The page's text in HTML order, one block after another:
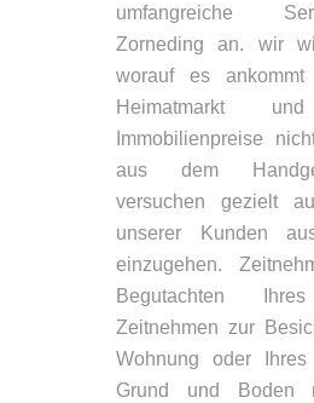
umfangreiche
Zorneding an. wir
worauf es
Heimatmarkt
Immobilienpreise
aus dem
versuchen gezielt
unserer Kunden
einzugehen.
Begutachten
Zeitnehmen zur
Wohnung oder
Grund und Boden